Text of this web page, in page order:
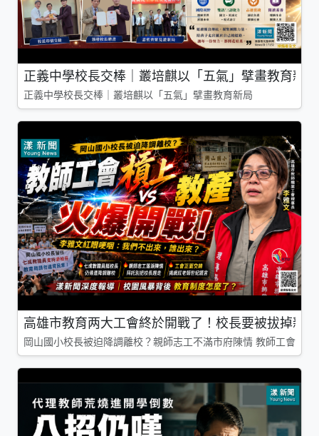
正義中學校長交棒｜叢培麒以「五氣」擘畫教育新局
正義中學校長交棒｜叢培麒以「五氣」擘畫教育新局
高雄市教育两大工會終於開戰了！校長要被拔掉親
岡山國小校長被迫降調離校？親師志工不滿市府陳情 教師工會槓